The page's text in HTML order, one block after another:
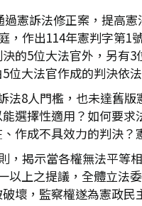
憲訴法修正案，提高
，作出114年憲判字第
的5位大法官外，另有
位大法官作成的判決依
法8人門檻，也未達舊
能選擇性適用？如何要
作成不具效力的判決？
，揭示當各權無法平
以上之提議，全體立法
壞，監察權遂為憲政